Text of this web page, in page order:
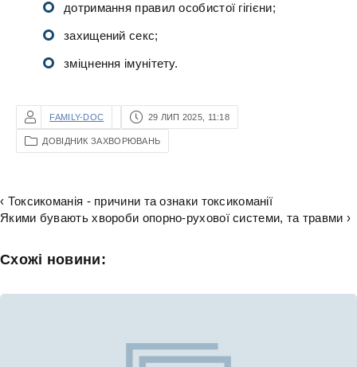
дотримання правил особистої гігієни;
захищений секс;
зміцнення імунітету.
FAMILY-DOC 29 ЛИП 2025, 11:18
ДОВІДНИК ЗАХВОРЮВАНЬ
‹ Токсикоманія - причини та ознаки токсикоманії
Якими бувають хвороби опорно-рухової системи, та травми ›
Схожі новини: